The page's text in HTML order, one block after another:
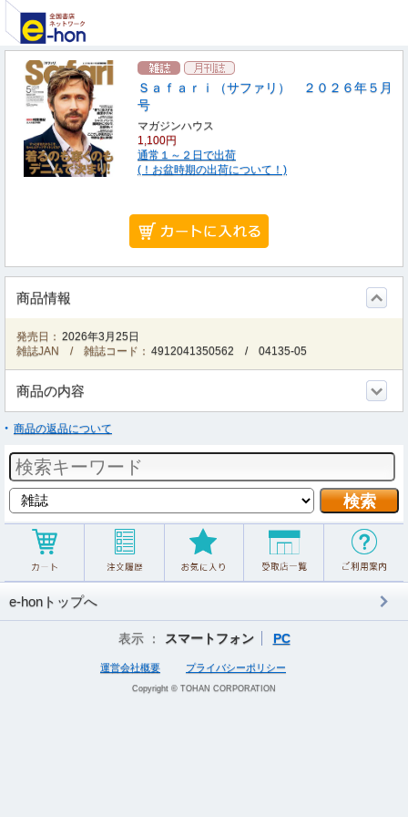
Ｓａｆａｒｉ（サファリ） ２０２６年５月
号
マガジンハウス
1,100円
通常１～２日で出荷
(！お盆時期の出荷について！)
商品情報
発売日： 2026年3月25日
雑誌JAN / 雑誌コード： 4912041350562 /04135-05
商品の内容
商品の返品について
e-honトップへ
表示 ： スマートフォン PC
運営会社概要 プライバシーポリシー
Copyright © TOHAN CORPORATION